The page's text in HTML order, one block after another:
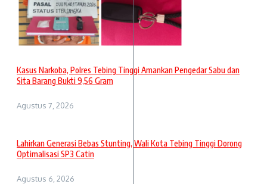
Kasus Narkoba, Polres Tebing Tinggi Amankan Pengedar Sabu dan
Sita Barang Bukti 9,56 Gram
Agustus 7, 2026
Lahirkan Generasi Bebas Stunting, Wali Kota Tebing Tinggi Dorong
Optimalisasi SP3 Catin
Agustus 6, 2026